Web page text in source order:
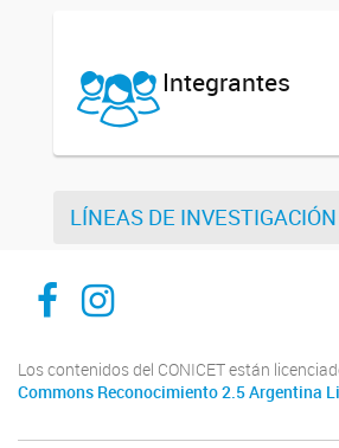
Integrantes
LÍNEAS DE INVESTIGACIÓN
ibam-facebook
ibam-instagram
Los contenidos del CONICET están
Commons Reconocimiento 2.5 Argentina